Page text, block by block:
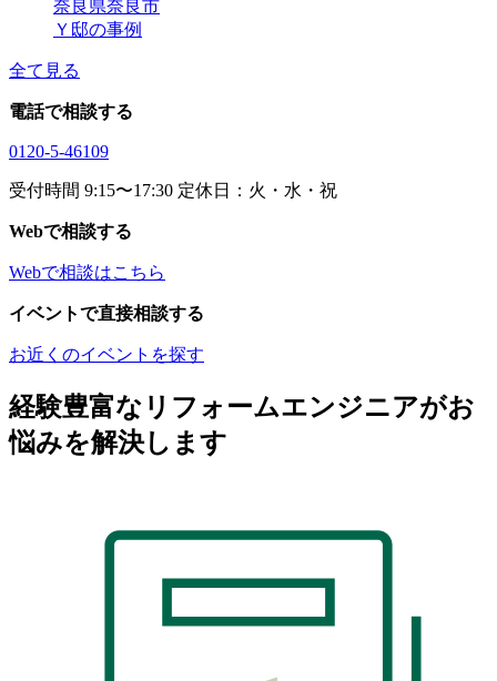
奈良県奈良市
Ｙ邸の事例
全て見る
電話で相談する
0120-5-46109
受付時間 9:15〜17:30 定休日：火・水・祝
Webで相談する
Webで相談はこちら
イベントで直接相談する
お近くのイベントを探す
経験豊富なリフォームエンジニアがお
悩みを解決します